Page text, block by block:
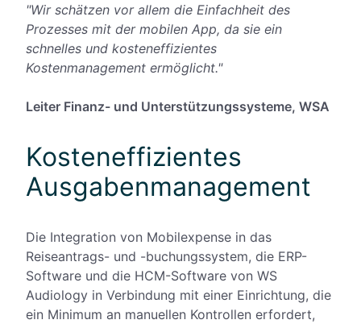
"Wir schätzen vor allem die Einfachheit des
Prozesses mit der mobilen App, da sie ein
schnelles und kosteneffizientes
Kostenmanagement ermöglicht."
Leiter Finanz- und Unterstützungssysteme, WSA
Kosteneffizientes
Ausgabenmanagement
Die Integration von Mobilexpense in das
Reiseantrags- und -buchungssystem, die ERP-
Software und die HCM-Software von WS
Audiology in Verbindung mit einer Einrichtung, die
ein Minimum an manuellen Kontrollen erfordert,